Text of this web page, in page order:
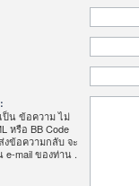
ป็น ข้อความ ไม่
หรือ BB Code
งข้อความกลับ จะ
e-mail ของท่าน .